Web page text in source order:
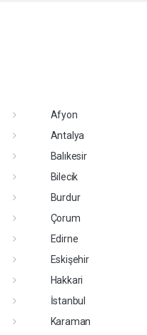
Afyon
Antalya
Balıkesir
Bilecik
Burdur
Çorum
Edirne
Eskişehir
Hakkari
İstanbul
Karaman